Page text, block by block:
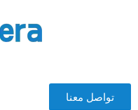
تواصل معنا